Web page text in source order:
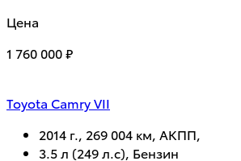
Цена
1 760 000 ₽
Toyota Camry VII
2014 г., 269 004 км, АКПП,
3.5 л (249 л.с), Бензин